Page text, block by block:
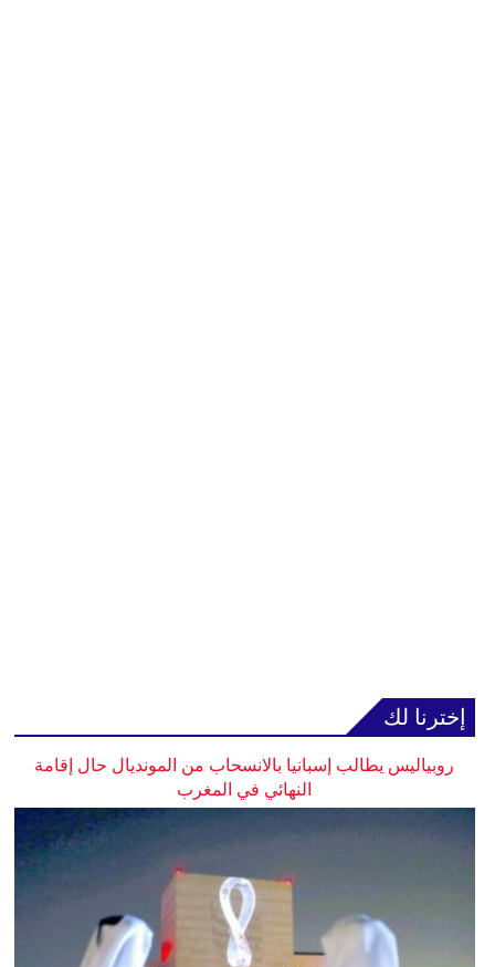
إخترنا لك
روبياليس يطالب إسبانيا بالانسحاب من المونديال حال إقامة
النهائي في المغرب